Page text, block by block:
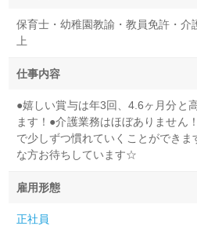
保育士・幼稚園教諭・教員免許・
上
仕事内容
●嬉しい賞与は年3回、4.6ヶ月分と
ます！●介護業務はほぼありません
で少しずつ慣れていくことができ
な方お待ちしています☆
雇用形態
正社員